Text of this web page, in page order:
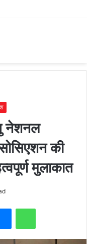
नेशनल
की
मुलाकात